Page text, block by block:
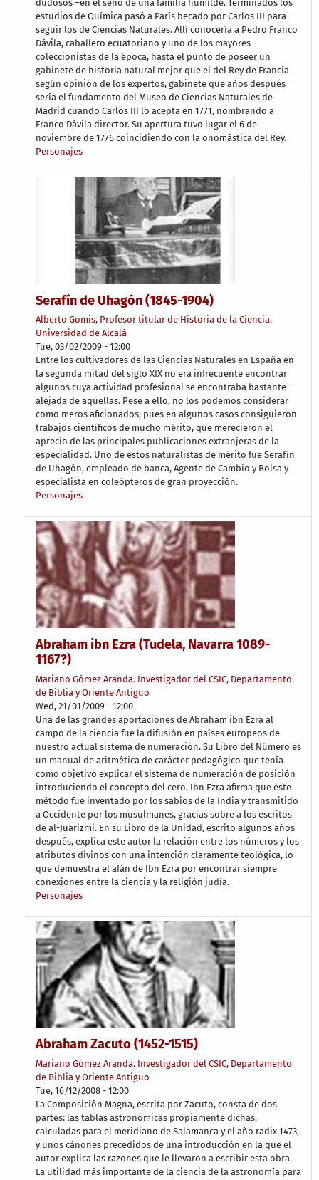
dudosos –en el seno de una familia humilde. Terminados los
estudios de Química pasó a París becado por Carlos III para
seguir los de Ciencias Naturales. Allí conocería a Pedro Franco
Dávila, caballero ecuatoriano y uno de los mayores
coleccionistas de la época, hasta el punto de poseer un
gabinete de historia natural mejor que el del Rey de Francia
según opinión de los expertos, gabinete que años después
sería el fundamento del Museo de Ciencias Naturales de
Madrid cuando Carlos III lo acepta en 1771, nombrando a
Franco Dávila director. Su apertura tuvo lugar el 6 de
noviembre de 1776 coincidiendo con la onomástica del Rey.
Personajes
Serafín de Uhagón (1845-1904)
Alberto Gomis, Profesor titular de Historia de la Ciencia.
Universidad de Alcalá
Tue, 03/02/2009 - 12:00
Entre los cultivadores de las Ciencias Naturales en España en
la segunda mitad del siglo XIX no era infrecuente encontrar
algunos cuya actividad profesional se encontraba bastante
alejada de aquellas. Pese a ello, no los podemos considerar
como meros aficionados, pues en algunos casos consiguieron
trabajos científicos de mucho mérito, que merecieron el
aprecio de las principales publicaciones extranjeras de la
especialidad. Uno de estos naturalistas de mérito fue Serafín
de Uhagón, empleado de banca, Agente de Cambio y Bolsa y
especialista en coleópteros de gran proyección.
Personajes
Abraham ibn Ezra (Tudela, Navarra 1089-
1167?)
Mariano Gómez Aranda. Investigador del CSIC, Departamento
de Biblia y Oriente Antiguo
Wed, 21/01/2009 - 12:00
Una de las grandes aportaciones de Abraham ibn Ezra al
campo de la ciencia fue la difusión en países europeos de
nuestro actual sistema de numeración. Su Libro del Número es
un manual de aritmética de carácter pedagógico que tenía
como objetivo explicar el sistema de numeración de posición
introduciendo el concepto del cero. Ibn Ezra afirma que este
método fue inventado por los sabios de la India y transmitido
a Occidente por los musulmanes, gracias sobre a los escritos
de al-Juarizmi. En su Libro de la Unidad, escrito algunos años
después, explica este autor la relación entre los números y los
atributos divinos con una intención claramente teológica, lo
que demuestra el afán de Ibn Ezra por encontrar siempre
conexiones entre la ciencia y la religión judía.
Personajes
Abraham Zacuto (1452-1515)
Mariano Gómez Aranda. Investigador del CSIC, Departamento
de Biblia y Oriente Antiguo
Tue, 16/12/2008 - 12:00
La Composición Magna, escrita por Zacuto, consta de dos
partes: las tablas astronómicas propiamente dichas,
calculadas para el meridiano de Salamanca y el año radix 1473,
y unos cánones precedidos de una introducción en la que el
autor explica las razones que le llevaron a escribir esta obra.
La utilidad más importante de la ciencia de la astronomía para